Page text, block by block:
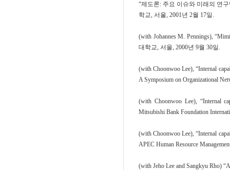
“제도론: 주요 이슈와 미래의 연
학교, 서울, 2001년 2월 17일.
(with Johannes M. Pennings),
대학교, 서울, 2000년 9월 30일.
(with Choonwoo Lee), “Internal
A Symposium on Organizational
(with Choonwoo Lee), “Internal
Mitsubishi Bank Foundation
(with Choonwoo Lee), “Internal
APEC Human Resource
(with Jeho Lee and Sangkyu Rho)